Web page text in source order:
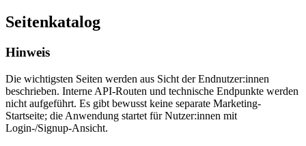
Seitenkatalog
Hinweis
Die wichtigsten Seiten werden aus Sicht der Endnutzer:innen
beschrieben. Interne API-Routen und technische Endpunkte werden
nicht aufgeführt. Es gibt bewusst keine separate Marketing-
Startseite; die Anwendung startet für Nutzer:innen mit
Login-/Signup-Ansicht.